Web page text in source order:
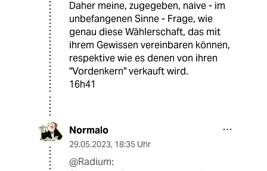
Daher meine, zugegeben, naive - im
unbefangenen Sinne - Frage, wie
genau diese Wählerschaft, das mit
ihrem Gewissen vereinbaren können,
respektive wie es denen von ihren
"Vordenkern" verkauft wird.
16h41
Normalo
29.05.2023, 18:35 Uhr
@Radium: